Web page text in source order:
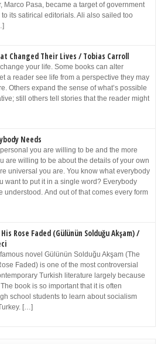
Marco Pasa, became a target of government
its satirical editorials. Ali also sailed too
Changed Their Lives / Tobias Carroll
your life. Some books can alter
a reader see life from a perspective they may
Others expand the sense of what’s possible
still others tell stories that the reader might
Needs
you are willing to be and the more
are willing to be about the details of your own
universal you are. You know what everybody
want to put it in a single word? Everybody
understood. And out of that comes every form
Rose Faded (Gülünün Solduğu Akşam) /
famous novel Gülünün Solduğu Akşam (The
Faded) is one of the most controversial
Turkish literature largely because
book is so important that it is often
school students to learn about socialism
[…]